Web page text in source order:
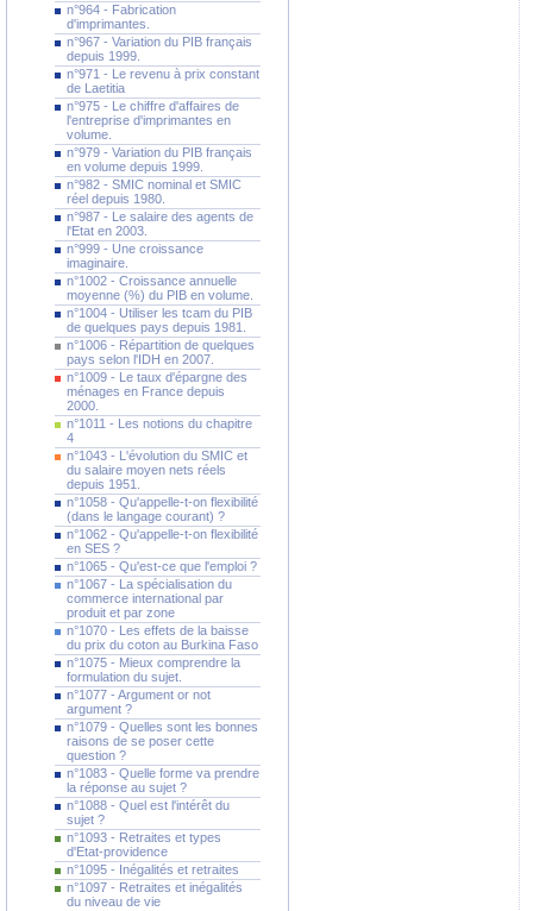
n°964 - Fabrication
d'imprimantes.
n°967 - Variation du PIB français
depuis 1999.
n°971 - Le revenu à prix constant
de Laetitia
n°975 - Le chiffre d'affaires de
l'entreprise d'imprimantes en
volume.
n°979 - Variation du PIB français
en volume depuis 1999.
n°982 - SMIC nominal et SMIC
réel depuis 1980.
n°987 - Le salaire des agents de
l'Etat en 2003.
n°999 - Une croissance
imaginaire.
n°1002 - Croissance annuelle
moyenne (%) du PIB en volume.
n°1004 - Utiliser les tcam du PIB
de quelques pays depuis 1981.
n°1006 - Répartition de quelques
pays selon l'IDH en 2007.
n°1009 - Le taux d'épargne des
ménages en France depuis
2000.
n°1011 - Les notions du chapitre
4
n°1043 - L'évolution du SMIC et
du salaire moyen nets réels
depuis 1951.
n°1058 - Qu'appelle-t-on flexibilité
(dans le langage courant) ?
n°1062 - Qu'appelle-t-on flexibilité
en SES ?
n°1065 - Qu'est-ce que l'emploi ?
n°1067 - La spécialisation du
commerce international par
produit et par zone
n°1070 - Les effets de la baisse
du prix du coton au Burkina Faso
n°1075 - Mieux comprendre la
formulation du sujet.
n°1077 - Argument or not
argument ?
n°1079 - Quelles sont les bonnes
raisons de se poser cette
question ?
n°1083 - Quelle forme va prendre
la réponse au sujet ?
n°1088 - Quel est l'intérêt du
sujet ?
n°1093 - Retraites et types
d'Etat-providence
n°1095 - Inégalités et retraites
n°1097 - Retraites et inégalités
du niveau de vie